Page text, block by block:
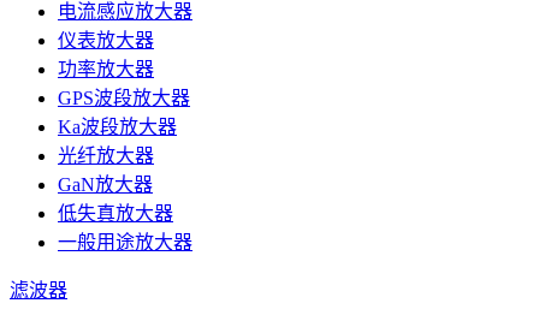
电流感应放大器
仪表放大器
功率放大器
GPS波段放大器
Ka波段放大器
光纤放大器
GaN放大器
低失真放大器
一般用途放大器
滤波器